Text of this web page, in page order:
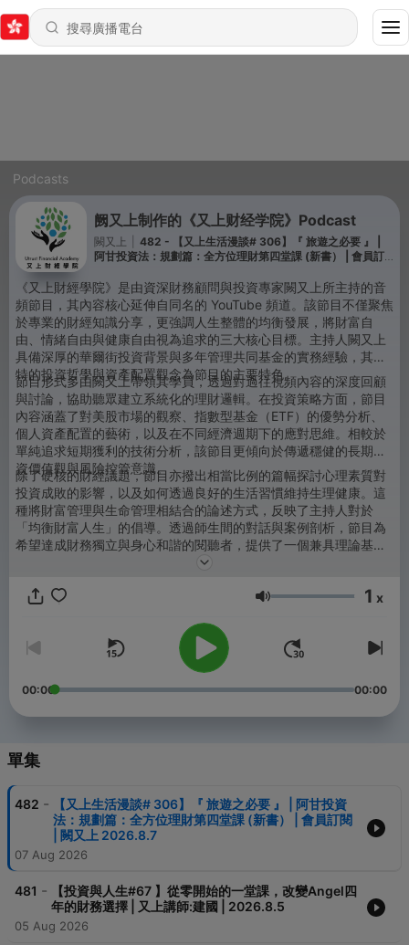
Podcasts
阙又上制作的《又上财经学院》Podcast
闕又上
482 - 【又上生活漫談# 306】『 旅遊之必要 』 |
阿甘投資法：規劃篇：全方位理財第四堂課 (新書） | 會員訂
《又上財經學院》是由資深財務顧問與投資專家闕又上所主持的音
頻節目，其內容核心延伸自同名的 YouTube 頻道。該節目不僅聚焦
於專業的財經知識分享，更強調人生整體的均衡發展，將財富自
由、情緒自由與健康自由視為追求的三大核心目標。主持人闕又上
具備深厚的華爾街投資背景與多年管理共同基金的實務經驗，其獨
特的投資哲學與資產配置觀念為節目的主要特色。
節目形式多由闕又上帶領其學員，透過對過往視頻內容的深度回顧
與討論，協助聽眾建立系統化的理財邏輯。在投資策略方面，節目
內容涵蓋了對美股市場的觀察、指數型基金（ETF）的優勢分析、
個人資產配置的藝術，以及在不同經濟週期下的應對思維。相較於
單純追求短期獲利的技術分析，該節目更傾向於傳遞穩健的長期投
資價值觀與風險控管意識。
除了硬核的財經議題，節目亦撥出相當比例的篇幅探討心理素質對
投資成敗的影響，以及如何透過良好的生活習慣維持生理健康。這
種將財富管理與生命管理相結合的論述方式，反映了主持人對於
「均衡財富人生」的倡導。透過師生間的對話與案例剖析，節目為
希望達成財務獨立與身心和諧的閱聽者，提供了一個兼具理論基礎
與實務指導的知識平台，適合各個階段的投資學習者參考。
音量 1 x
00:00 00:00
單集
482 -
【又上生活漫談# 306】『 旅遊之必要 』 | 阿甘投資
法：規劃篇：全方位理財第四堂課 (新書） | 會員訂閱
| 闕又上 2026.8.7
07 Aug 2026
481 -
【投資與人生#67 】從零開始的一堂課，改變Angel四
年的財務選擇 | 又上講師:建國 | 2026.8.5
05 Aug 2026